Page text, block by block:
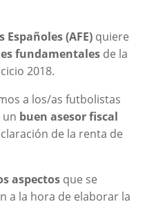
(AFE)quiere
fundamentalesde la
2018.
a los/as futbolistas
un buen asesor fiscal
de la renta de
aspectosque se
a la hora de elaborar la